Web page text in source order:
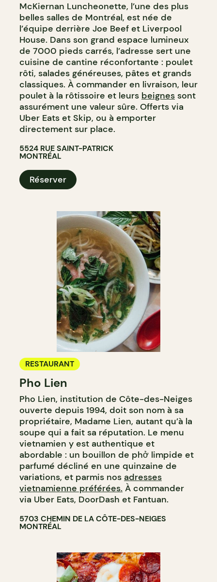
McKiernan Luncheonette, l’une des plus
belles salles de Montréal, est née de
l’équipe derrière Joe Beef et Liverpool
House. Dans son grand espace lumineux
de 7000 pieds carrés, l’adresse sert une
cuisine de cantine réconfortante : poulet
rôti, salades généreuses, pâtes et grands
classiques. À commander en livraison, leur
poulet à la rôtissoire et leurs beignes sont
assurément une valeur sûre. Offerts via
Uber Eats et Skip, ou à emporter
directement sur place.
5524 RUE SAINT-PATRICK
MONTRÉAL
Réserver
RESTAURANT
Pho Lien
Pho Lien, institution de Côte-des-Neiges
ouverte depuis 1994, doit son nom à sa
propriétaire, Madame Lien, autant qu’à la
soupe qui a fait sa réputation. Le menu
vietnamien y est authentique et
abordable : un bouillon de phở limpide et
parfumé décliné en une quinzaine de
variations, et parmis nos adresses
vietnamienne préférées. À commander
via Uber Eats, DoorDash et Fantuan.
5703 CHEMIN DE LA CÔTE-DES-NEIGES
MONTRÉAL